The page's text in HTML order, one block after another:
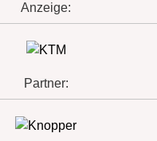
Anzeige:
Partner: